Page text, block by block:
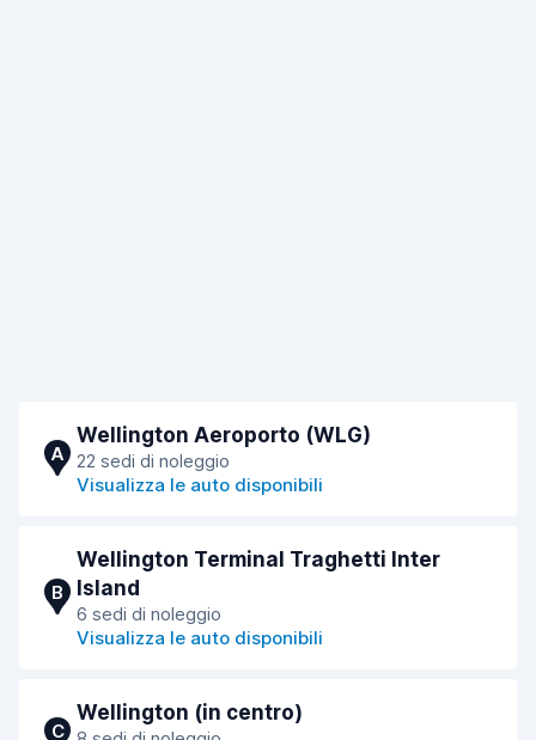
A
Wellington Aeroporto (WLG)
22 sedi di noleggio
Visualizza le auto disponibili
B
Wellington Terminal Traghetti Inter
Island
6 sedi di noleggio
Visualizza le auto disponibili
C
Wellington (in centro)